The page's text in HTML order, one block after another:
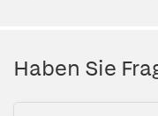
Haben Sie